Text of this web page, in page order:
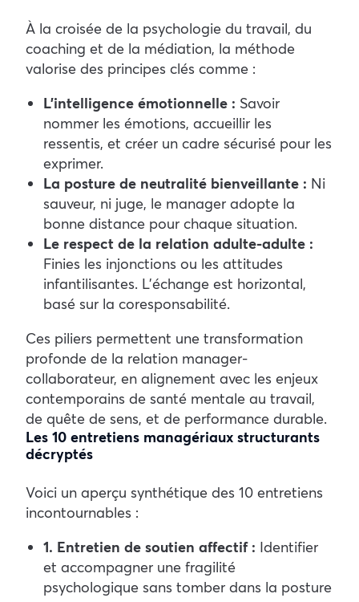
À la croisée de la psychologie du travail, du
coaching et de la médiation, la méthode
valorise des principes clés comme :
L’intelligence émotionnelle : Savoir
nommer les émotions, accueillir les
ressentis, et créer un cadre sécurisé pour les
exprimer.
La posture de neutralité bienveillante : Ni
sauveur, ni juge, le manager adopte la
bonne distance pour chaque situation.
Le respect de la relation adulte-adulte :
Finies les injonctions ou les attitudes
infantilisantes. L’échange est horizontal,
basé sur la coresponsabilité.
Ces piliers permettent une transformation
profonde de la relation manager-
collaborateur, en alignement avec les enjeux
contemporains de santé mentale au travail,
de quête de sens, et de performance durable.
Les 10 entretiens managériaux structurants
décryptés
Voici un aperçu synthétique des 10 entretiens
incontournables :
1. Entretien de soutien affectif : Identifier
et accompagner une fragilité
psychologique sans tomber dans la posture